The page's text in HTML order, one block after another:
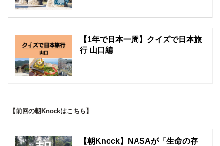
【1年で日本一周】クイズで日本旅
行 山口編
【前回の朝Knockはこちら】
【朝Knock】NASAが「生命の存